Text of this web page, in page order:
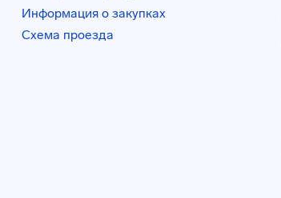
Информация о закупках
Схема проезда